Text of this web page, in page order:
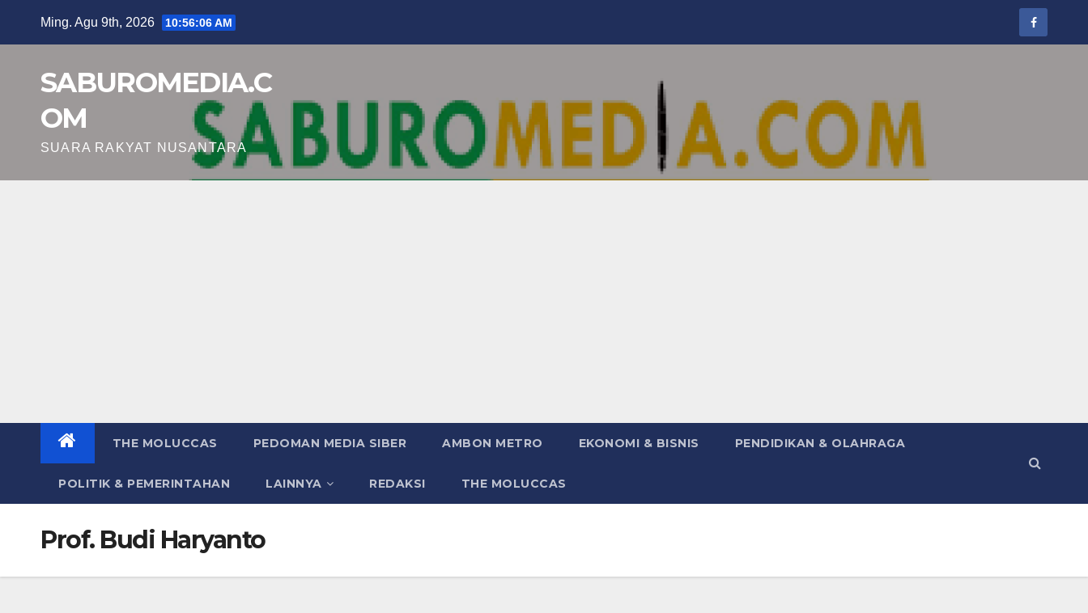
Ming. Agu 9th, 2026 10:56:07 AM
SABUROMEDIA.C
OM
SUARA RAKYAT NUSANTARA
THE MOLUCCAS PEDOMAN MEDIA SIBER AMBON METRO EKONOMI & BISNIS PENDIDIKAN & OLAHRAGA
POLITIK & PEMERINTAHAN LAINNYA REDAKSI THE MOLUCCAS
Prof. Budi Haryanto